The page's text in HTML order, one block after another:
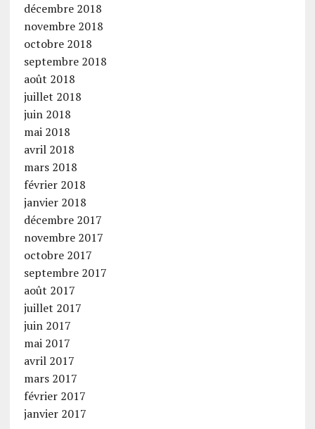
décembre 2018
novembre 2018
octobre 2018
septembre 2018
août 2018
juillet 2018
juin 2018
mai 2018
avril 2018
mars 2018
février 2018
janvier 2018
décembre 2017
novembre 2017
octobre 2017
septembre 2017
août 2017
juillet 2017
juin 2017
mai 2017
avril 2017
mars 2017
février 2017
janvier 2017